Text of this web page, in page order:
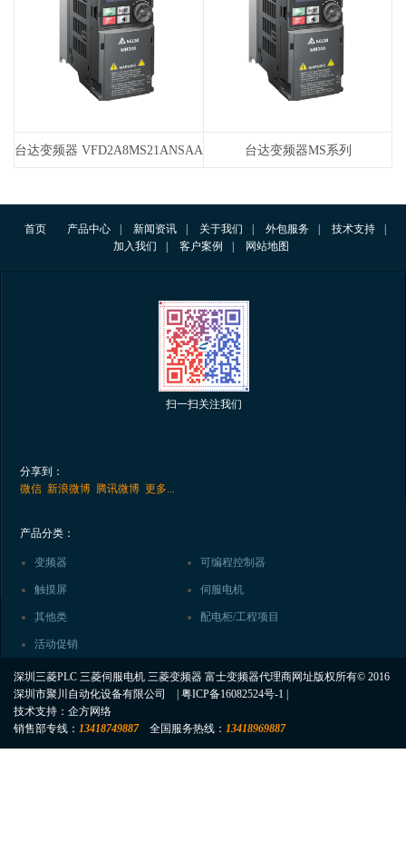
台达变频器 VFD2A8MS21ANSAA 台达变频器MS系列
首页 产品中心 | 新闻资讯 | 关于我们 | 外包服务 | 技术支持
|
加入我们
| 客户案例 | 网站地图
扫一扫关注我们
分享到：
微信 新浪微博 腾讯微博 更多...
产品分类：
变频器 可编程控制器
触摸屏 伺服电机
其他类 配电柜/工程项目
活动促销
深圳三菱PLC 三菱伺服电机 三菱变频器 富士变频器代理商网址版权所有© 2016
深圳市聚川自动化设备有限公司 | 粤ICP备16082524号-1 |
技术支持： 企方网络
销售部专线： 13418749887 全国服务热线： 13418969887